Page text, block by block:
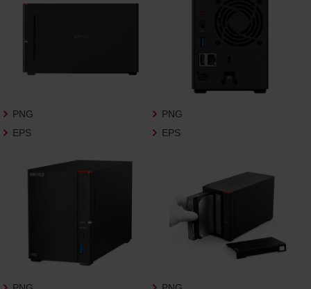
されることがあります。各データをダウン
ロードする際には最新の規約をご確認くだ
さいますようお願い申し上げます。
商品写真データ利用規約
等の一切の権利が当社に帰属することに同
お客様は、商品写真データ利用規約に従い、
当社商品の販売活動（中古による販売の場
合を除く）に関する広告宣伝又は当社商品
PNG
EPS
PNG
EPS